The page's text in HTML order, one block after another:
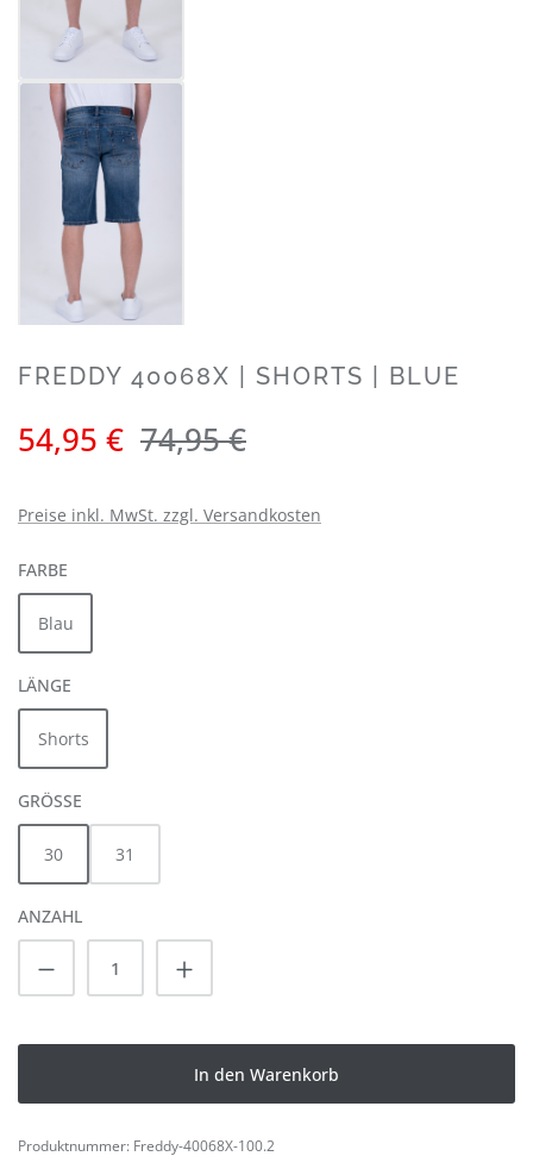
FREDDY 40068X | SHORTS | BLUE
Verkaufspreis:
54,95 € Regulärer Preis:
74,95 €
Preise inkl. MwSt. zzgl. Versandkosten
FARBE
Blau
LÄNGE
Shorts
GRÖSSE
30 31
ANZAHL
Produkt Anzahl: Gib den gewünschten
In den Warenkorb
Produktnummer: Freddy-40068X-100.2